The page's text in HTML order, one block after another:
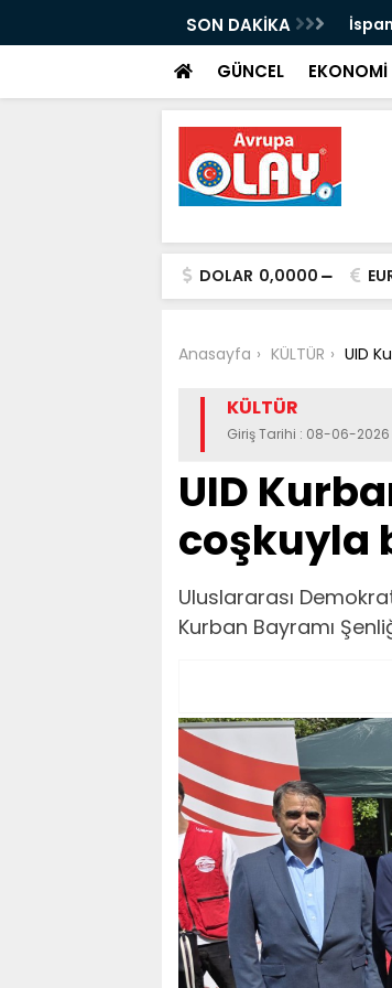
SON DAKİKA
GÜNCEL EKONOMİ
DOLAR 0,0000
Anasayfa KÜLTÜR UID
KÜLTÜR
Giriş Tarihi : 08-06-2026
UID
coşkuyla
Uluslararası
Kurban Bayramı